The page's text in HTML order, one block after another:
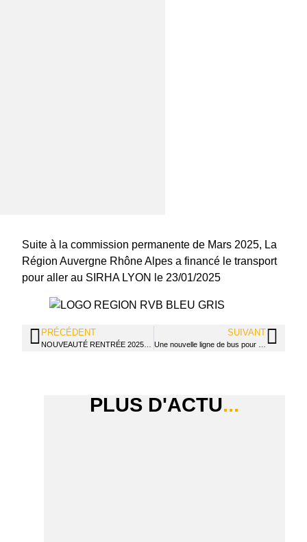
Suite à la commission permanente de Mars 2025, La
Région Auvergne Rhône Alpes a financé le transport
pour aller au SIRHA LYON le 23/01/2025
PRÉCÉDENT SUIVANT
PLUS D'ACTU...